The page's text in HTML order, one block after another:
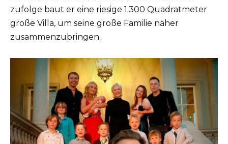
zufolge baut er eine riesige 1.300 Quadratmeter
große Villa, um seine große Familie näher
zusammenzubringen.